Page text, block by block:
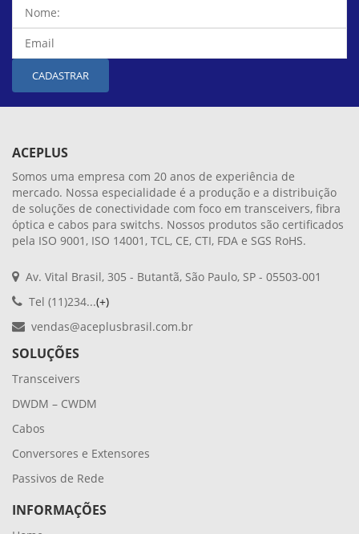
CADASTRAR
ACEPLUS
Somos uma empresa com 20 anos de experiência de
mercado. Nossa especialidade é a produção e a distribuição
de soluções de conectividade com foco em transceivers, fibra
óptica e cabos para switchs. Nossos produtos são certificados
pela ISO 9001, ISO 14001, TCL, CE, CTI, FDA e SGS RoHS.
Av. Vital Brasil, 305 - Butantã, São Paulo, SP - 05503-001
Tel (11)234...(+)
vendas@aceplusbrasil.com.br
SOLUÇÕES
Transceivers
DWDM – CWDM
Cabos
Conversores e Extensores
Passivos de Rede
INFORMAÇÕES